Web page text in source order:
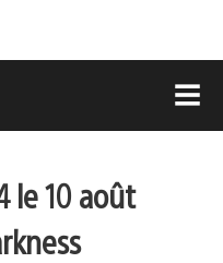
le 10 août